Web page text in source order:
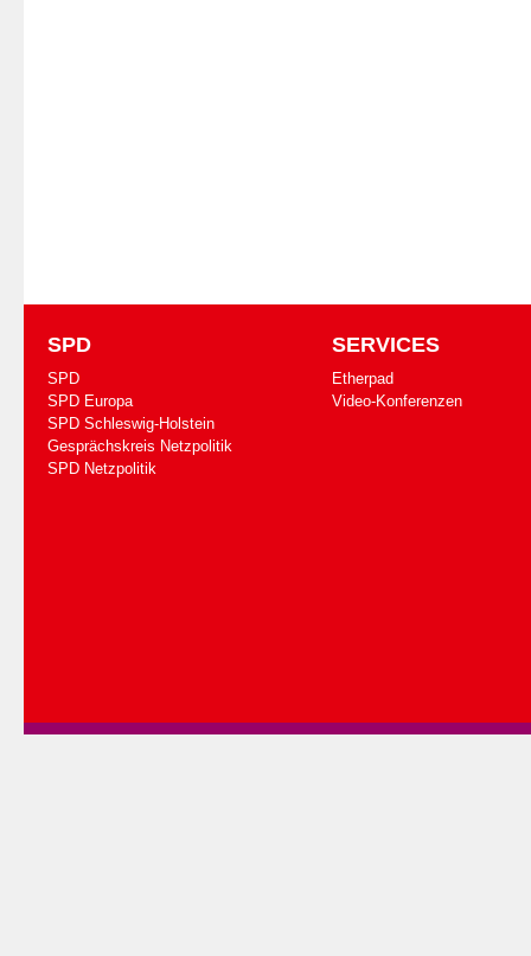
SPD
SPD
SPD Europa
SPD Schleswig-Holstein
Gesprächskreis Netzpolitik
SPD Netzpolitik
SERVICES
Etherpad
Video-Konferenzen